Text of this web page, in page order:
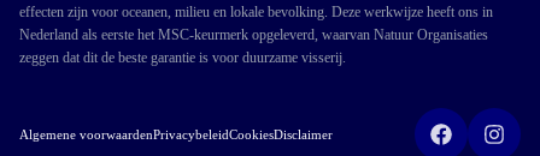
effecten zijn voor oceanen, milieu en lokale bevolking. Deze werkwijze heeft ons in
Nederland als eerste het MSC-keurmerk opgeleverd, waarvan Natuur Organisaties
zeggen dat dit de beste garantie is voor duurzame visserij.
Algemene voorwaardenPrivacybeleidCookiesDisclaimer